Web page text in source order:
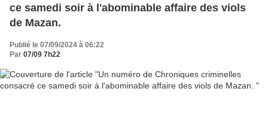
ce samedi soir à l'abominable affaire des viols
de Mazan.
Publié le 07/09/2024 à 06:22
Par 07/09 7h22